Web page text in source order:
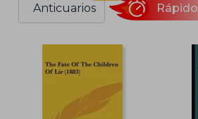
Anticuarios Rápido